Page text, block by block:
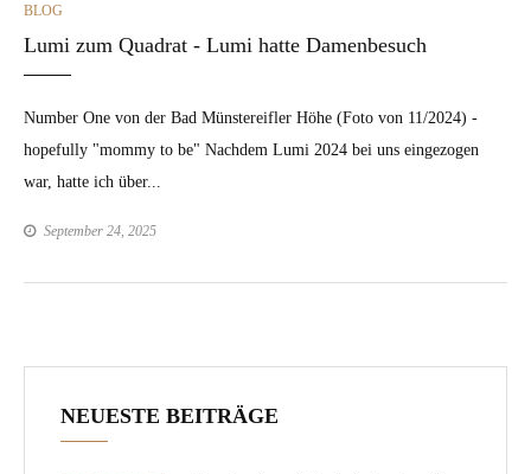
CATEGORIES
BLOG
Lumi zum Quadrat - Lumi hatte Damenbesuch
Number One von der Bad Münstereifler Höhe (Foto von 11/2024) -
hopefully "mommy to be" Nachdem Lumi 2024 bei uns eingezogen
war, hatte ich über...
September 24, 2025
NEUESTE BEITRÄGE